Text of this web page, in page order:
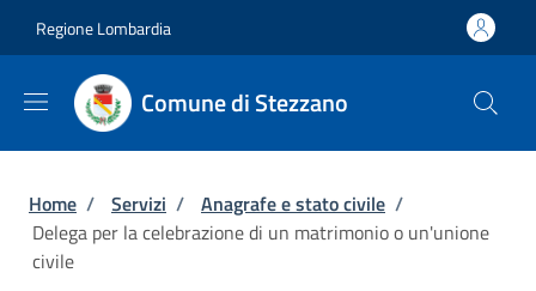
Regione Lombardia
Comune di Stezzano
Briciole di pane
Home / Servizi / Anagrafe e stato civile /
Delega per la celebrazione di un matrimonio o un'unione
civile